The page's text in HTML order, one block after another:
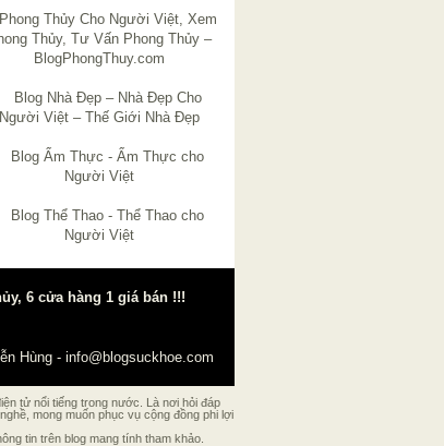
6 cửa hàng 1 giá bán !!!
Hùng - info@blogsuckhoe.com
tử nổi tiếng trong nước. Là nơi hỏi đáp
mong muốn phục vụ cộng đồng phi lợi
tin trên blog mang tính tham khảo.